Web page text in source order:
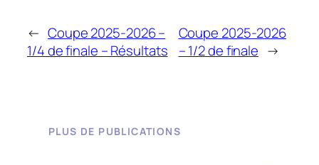
← Coupe 2025-2026 –
1/4 de finale – Résultats
Coupe 2025-2026
– 1/2 de finale →
PLUS DE PUBLICATIONS